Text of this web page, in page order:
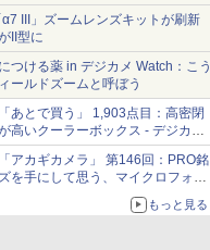
ーム」
α7 III」ズームレンズキットが刷新
II型に
つける薬 in デジカメ Watch：こう
ールドズームと呼ぼう
あとで買う」 1,903点目：高密閉
高いクーラーボックス - デジカメ
アカギカメラ」 第146回：PRO銘
を手にして思う、マイクロフォー
もっと見る